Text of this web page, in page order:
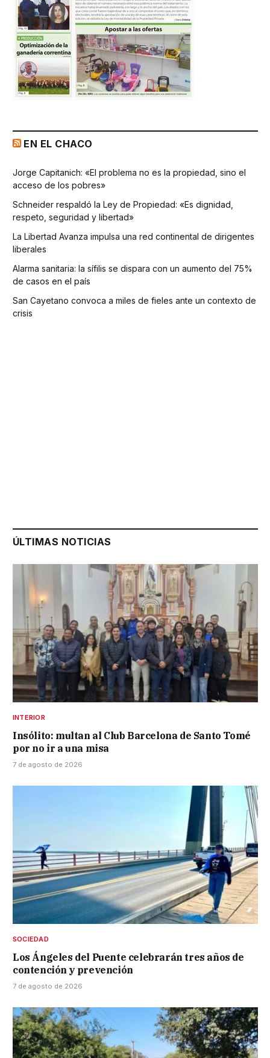
EN EL CHACO
Jorge Capitanich: «El problema no es la propiedad, sino el
acceso de los pobres»
Schneider respaldó la Ley de Propiedad: «Es dignidad,
respeto, seguridad y libertad»
La Libertad Avanza impulsa una red continental de dirigentes
liberales
Alarma sanitaria: la sífilis se dispara con un aumento del 75%
de casos en el país
San Cayetano convoca a miles de fieles ante un contexto de
crisis
ÚLTIMAS NOTICIAS
INTERIOR
Insólito: multan al Club Barcelona de Santo Tomé
por no ir a una misa
7 de agosto de 2026
SOCIEDAD
Los Ángeles del Puente celebrarán tres años de
contención y prevención
7 de agosto de 2026